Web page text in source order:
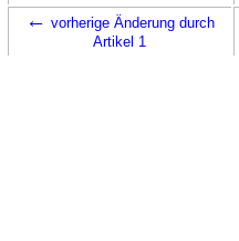
← vorherige Änderung durch
Artikel 1